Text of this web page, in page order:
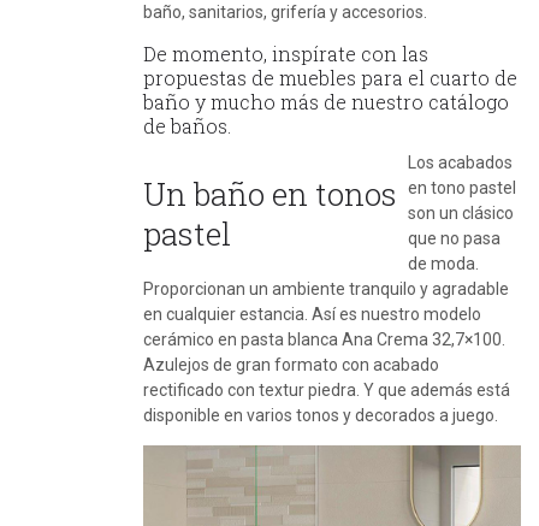
baño, sanitarios, grifería y accesorios.
De momento, inspírate con las
propuestas de muebles para el cuarto de
baño y mucho más de nuestro catálogo
de baños.
Un baño en tonos
pastel
Los acabados
en tono pastel
son un clásico
que no pasa
de moda.
Proporcionan un ambiente tranquilo y agradable
en cualquier estancia. Así es nuestro modelo
cerámico en pasta blanca Ana Crema 32,7×100.
Azulejos de gran formato con acabado
rectificado con textur piedra. Y que además está
disponible en varios tonos y decorados a juego.